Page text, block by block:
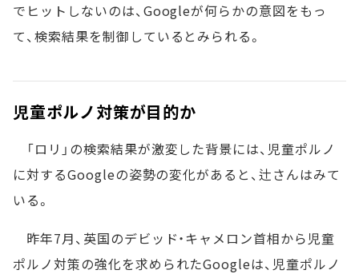
でヒットしないのは、Googleが何らかの意図をもっ
て、検索結果を制御しているとみられる。
児童ポルノ対策が目的か
「ロリ」の検索結果が激変した背景には、児童ポルノ
に対するGoogleの姿勢の変化があると、辻さんはみて
いる。
昨年7月、英国のデビッド・キャメロン首相から児童
ポルノ対策の強化を求められたGoogleは、児童ポルノ